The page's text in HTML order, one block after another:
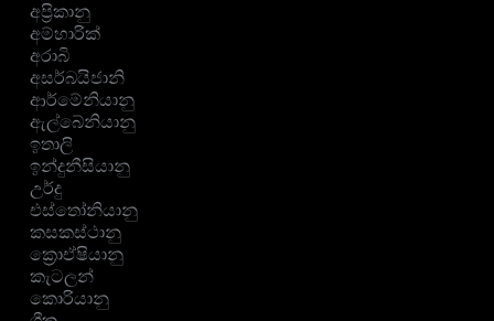
අප්‍රිකානු
අම්හාරික්
අරාබි
අසර්බයිජානි
ආර්මේනියානු
ඇල්බේනියානු
ඉතාලි
ඉන්දුනීසියානු
උර්දු
එස්තෝනියානු
කසකස්ථානු
ක්‍රොඒෂියානු
කැටලන්
කොරියානු